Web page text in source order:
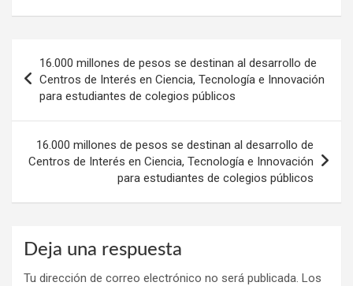
de
entradas
16.000 millones de pesos se destinan al desarrollo de
Centros de Interés en Ciencia, Tecnología e Innovación
para estudiantes de colegios públicos
16.000 millones de pesos se destinan al desarrollo de
Centros de Interés en Ciencia, Tecnología e Innovación
para estudiantes de colegios públicos
Deja una respuesta
Tu dirección de correo electrónico no será publicada. Los